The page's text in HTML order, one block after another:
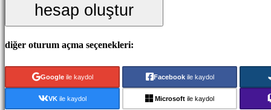
oyunları
Demolar
Topluluk
Oynanış
Oyun
Etkinlikleri
hesap oluştur
diğer oturum açma seçenekleri:
Googleile kaydol Facebookile kaydol
VK ile kaydol Microsoft ile kaydol